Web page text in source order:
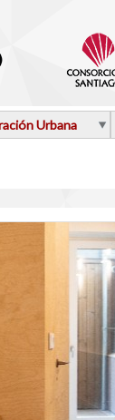
Urbana